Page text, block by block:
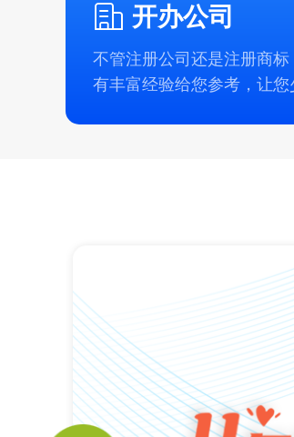
开办公司
不管注册公司还是注册商
有丰富经验给您参考，让您